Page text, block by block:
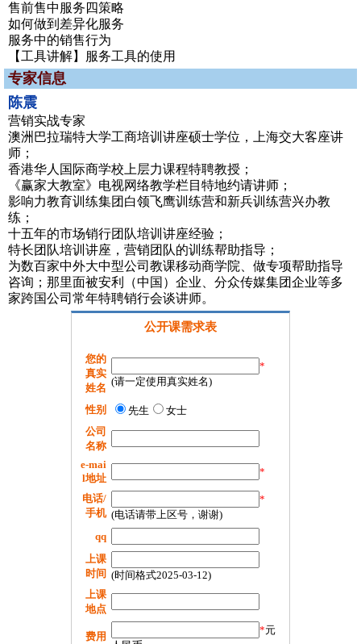
售前售中服务四策略
如何做到差异化服务
服务中的销售行为
【工具讲解】服务工具的使用
专家信息
陈震
营销实战专家
澳洲巴拉瑞特大学工商培训讲座硕士学位，上海交大客座讲
师；
香港华人国际商学校上层力课程特聘教授；
《赢家大教室》电视网络教学栏目特地约请讲师；
影响力教育训练集团白领飞鹰训练营和新兵训练营兴办教
练；
十五年的市场销行团队培训讲座经验；
特长团队培训讲座，营销团队的训练帮助指导；
为数百家中外大中型公司教课移动商学院、做专项帮助指导
咨询；那里面被安利（中国）企业、分众传媒集团企业等多
家跨国公司常年特聘销行会谈讲师。
公开课需求表
您的
真实
姓名
*
(请一定使用真实姓名)
性别 先生
女士
公司
名称
e-mai
l地址
*
电话/
手机
*
(电话请带上区号，谢谢)
qq
上课
时间 (时间格式2025-03-12)
上课
地点
费用
*元